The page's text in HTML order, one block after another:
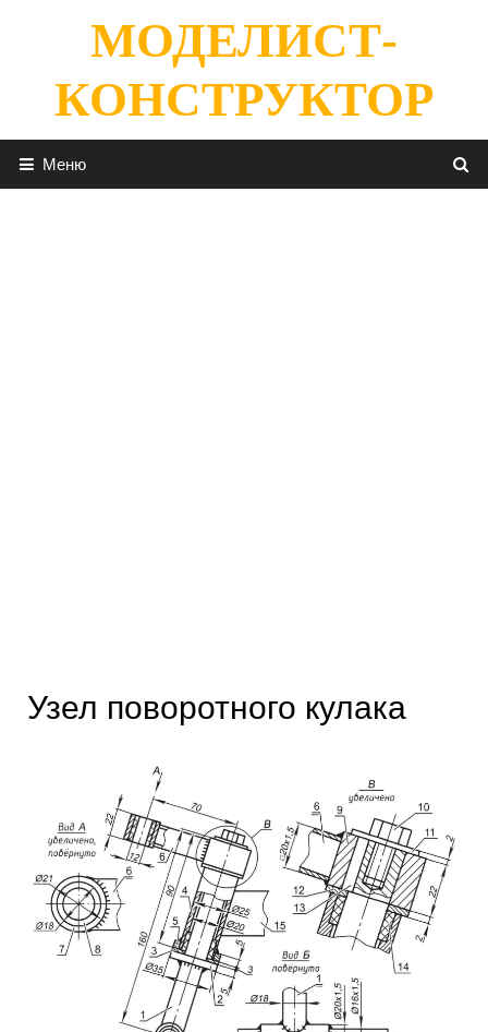
содержимомуМОДЕЛИСТ-
КОНСТРУКТОР
Меню
Узел поворотного кулака